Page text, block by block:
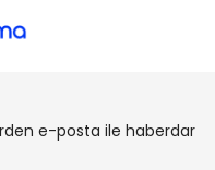
e-posta ile haberdar